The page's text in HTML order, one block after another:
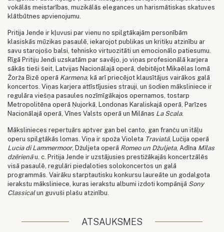
vokālās meistarības, muzikālās elegances un harismātiskas skatuves
klātbūtnes apvienojumu.
Pritija Jende ir kļuvusi par vienu no spilgtākajām personībām
klasiskās mūzikas pasaulē, iekarojot publikas un kritiķu atzinību ar
savu starojošo balsi, tehnisko virtuozitāti un emocionālo patiesumu.
Rīgā Pritiju Jendi uzskatām par savējo, jo viņas profesionālā karjera
sākās tieši šeit, Latvijas Nacionālajā operā, debitējot Mikaēlas lomā
Žorža Bizē operā Karmena, kā arī priecējot klausītājus vairākos galā
koncertos. Viņas karjera attīstījusies strauji, un šodien māksliniece ir
regulāra viešņa pasaules nozīmīgākajos opernamos, tostarp
Metropolitēna operā Ņujorkā, Londonas Karaliskajā operā, Parīzes
Nacionālajā operā, Vīnes Valsts operā un Milānas La Scala.
Mākslinieces repertuārs aptver gan bel canto, gan franču un itāļu
operu spilgtākās lomas. Viņa ir spoža Violeta Traviatā, Lučija operā
Lucia di Lammermoor, Džuljeta operā Romeo un Džuljeta, Adīna Mīlas
dzērienāu. c. Pritija Jende ir uzstājusies prestižākajās koncertzālēs
visā pasaulē, regulāri piedaloties solokoncertos un galā
programmās. Vairāku starptautisku konkursu laureāte un godalgota
ierakstu māksliniece, kuras ierakstu albumi izdoti kompānijā Sony
Classicalun guvuši plašu atzinību.
ATSAUKSMES